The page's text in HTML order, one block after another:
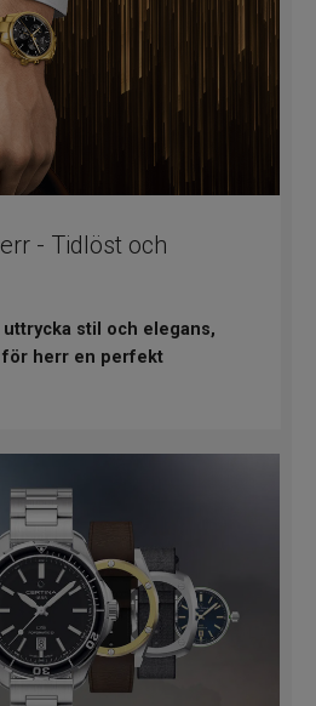
- Tidlöst och
stil och elegans,
herr en perfekt